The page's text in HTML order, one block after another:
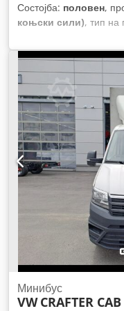
Состојба: половен,
коњски сили), тип на
, максимална
регистрација:05/2011,
Минибус
VW CRAFTER CAB